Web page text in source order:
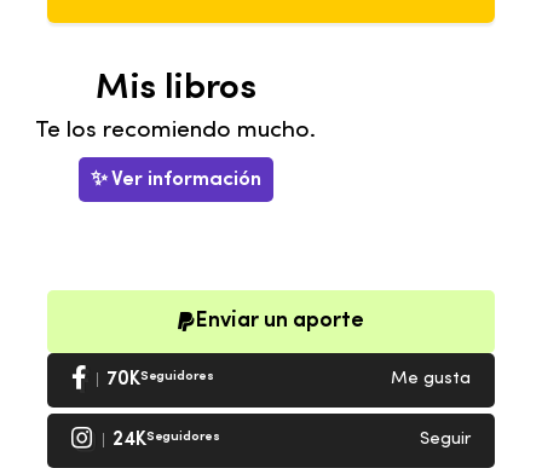
Mis libros
Te los recomiendo mucho.
✨ Ver información
Enviar un aporte
70KSeguidores Me gusta
24KSeguidores Seguir